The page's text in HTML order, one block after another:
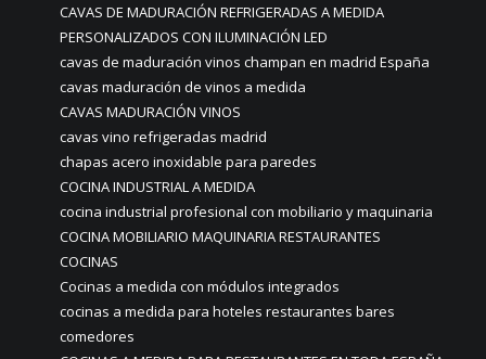
CAVAS DE MADURACIÓN REFRIGERADAS A MEDIDA
PERSONALIZADOS CON ILUMINACIÓN LED
cavas de maduración vinos champan en madrid España
cavas maduración de vinos a medida
CAVAS MADURACIÓN VINOS
cavas vino refrigeradas madrid
chapas acero inoxidable para paredes
COCINA INDUSTRIAL A MEDIDA
cocina industrial profesional con mobiliario y maquinaria
COCINA MOBILIARIO MAQUINARIA RESTAURANTES
COCINAS
Cocinas a medida con módulos integrados
cocinas a medida para hoteles restaurantes bares
comedores